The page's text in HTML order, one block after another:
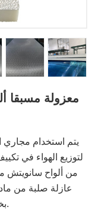
يتم استخدام مجاري
من ألواح سانويتش
عازلة صلبة من
بخار منخفضة 80 ميكرو من رقائق الألومنيوم.